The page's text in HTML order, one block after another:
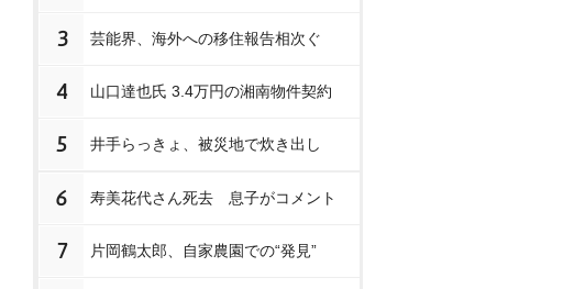
3 芸能界、海外への移住報告相次ぐ
4 山口達也氏 3.4万円の湘南物件契約
5 井手らっきょ、被災地で炊き出し
6 寿美花代さん死去 息子がコメント
7 片岡鶴太郎、自家農園での“発見”